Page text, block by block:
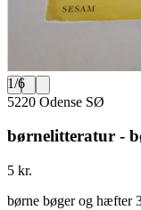
1/6
5220 Odense SØ
børnelitteratur -
5 kr.
børne bøger og hæfter